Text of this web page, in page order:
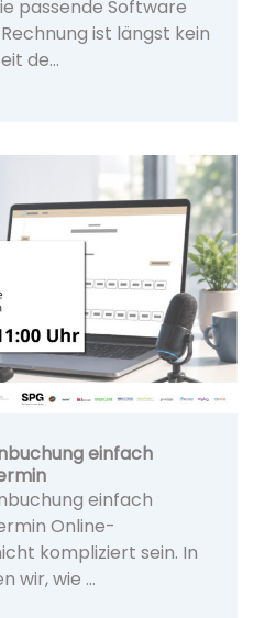
passende Software
ist längst kein
de…
einfach
einfach
Online-
kompliziert sein. In
wir, wie …